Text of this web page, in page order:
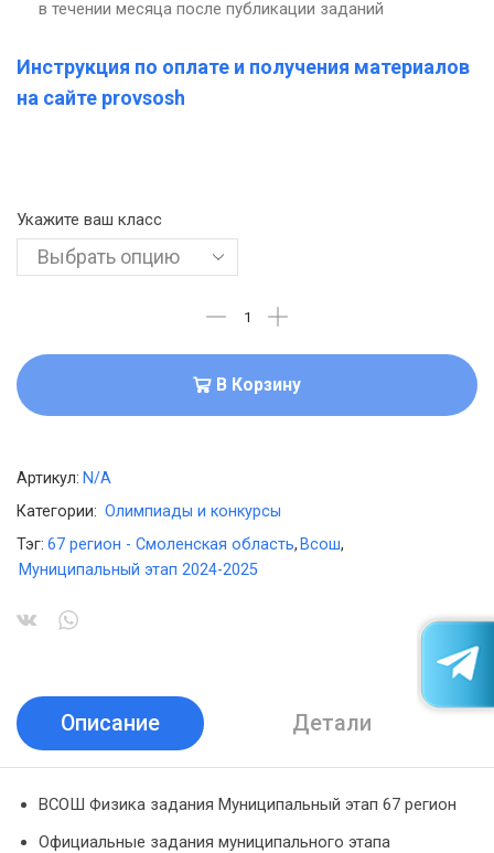
в течении месяца после публикации заданий
Инструкция по оплате и получения материалов
на сайте provsosh
Укажите ваш класс
В Корзину
Артикул: N/A
Категории: Олимпиады и конкурсы
Тэг: 67 регион - Смоленская область, Всош,
Муниципальный этап 2024-2025
Описание Детали
ВСОШ Физика задания Муниципальный этап 67 регион
Официальные задания муниципального этапа